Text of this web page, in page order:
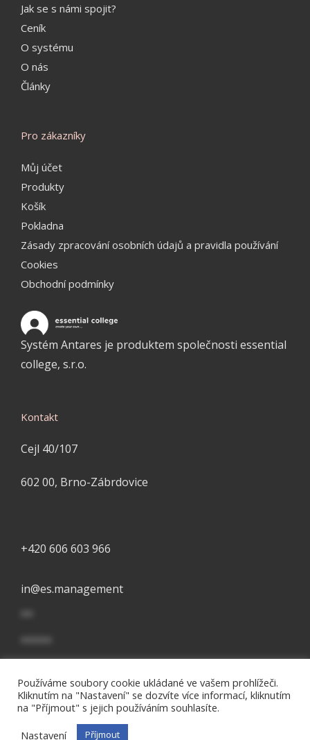
Jak se s námi spojit?
Ceník
O systému
O nás
Články
Pro zákazníky
Můj účet
Produkty
Košík
Pokladna
Zásady zpracování osobních údajů a pravidla používání
Cookies
Obchodní podmínky
Systém Antares je produktem společnosti essential
college, s.r.o.
Kontakt
Cejl 40/107
602 00, Brno-Zábrdovice
+420 606 603 966
in@es.management
2024 © essential college, s.r.o. Všechna práva vyhrazena.
Používáme soubory cookie ukládané ve vašem prohlížeči.
Kliknutím na "Nastavení" se dozvíte více informací, kliknutím
na "Příjmout" s jejich používáním souhlasíte.
Nastavení
Příjmout